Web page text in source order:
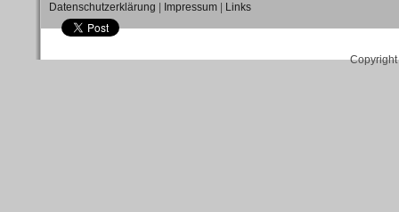
Datenschutzerklärung Impressum Links